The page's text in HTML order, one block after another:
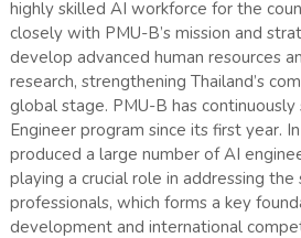
highly skilled AI workforce for the
closely with PMU-B’s mission and
develop advanced human resources
research, strengthening Thailand’s
global stage. PMU-B has
Engineer program since its first year.
produced a large number of AI
playing a crucial role in addressing
professionals, which forms a key
development and international